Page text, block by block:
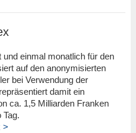
einmal monatlich für den
auf den anonymisierten
bei Verwendung der
damit ein
ca. 1,5 Milliarden Franken
Tag.
>